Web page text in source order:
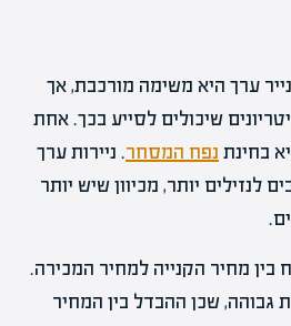
ערך היא משימה מורכבת, אך
שיכולים לסייע בכך. אחת
בחינת נפח המסחר. ניירות ערך
יותר, מכיוון שיש יותר
בין מחיר הקנייה למחיר המכירה.
גבוהה, שכן ההבדל בין המחיר